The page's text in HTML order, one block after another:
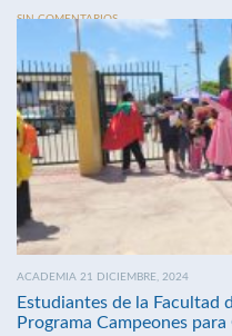
SIN COMENTARIOS
ACADEMIA 21 DICIEMBRE, 2024
Estudiantes de la
Programa Campeones